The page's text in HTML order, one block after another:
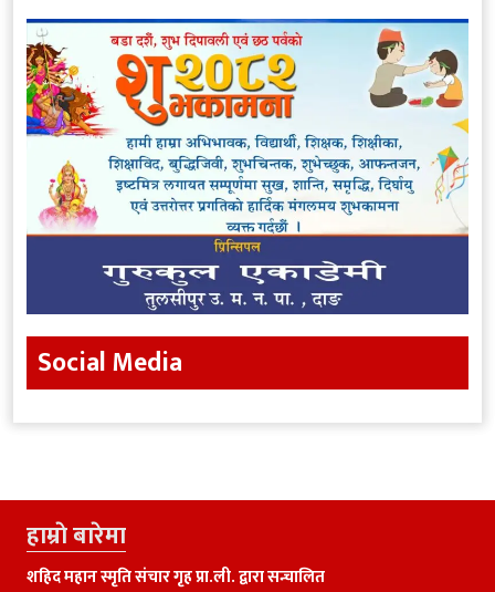
Social Media
हाम्राे बारेमा
शहिद महान स्मृति संचार गृह प्रा.ली. द्वारा सन्चालित